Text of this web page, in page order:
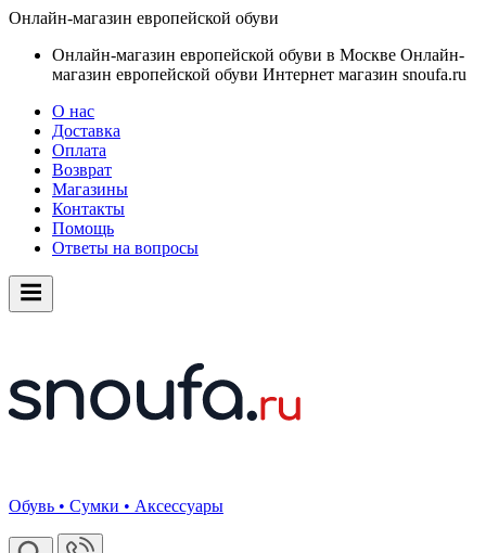
Онлайн-магазин европейской обуви
Онлайн-магазин европейской обуви в Москве Онлайн-
магазин европейской обуви Интернет магазин snoufa.ru
О нас
Доставка
Оплата
Возврат
Магазины
Контакты
Помощь
Ответы на вопросы
Обувь • Сумки • Аксессуары